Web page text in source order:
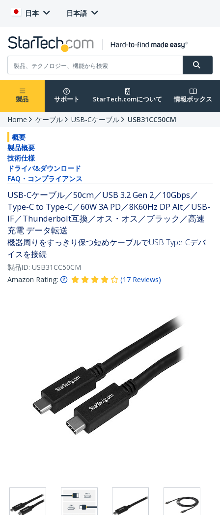
日本 日本語
製品 サポート StarTech.comについて 情報ボックス
Home ケーブル USB-Cケーブル
USB31CC50CM
概要
製品概要
技術仕様
ドライバ&ダウンロード
FAQ・コンプライアンス
USB-Cケーブル／50cm／USB 3.2 Gen 2／10Gbps／
Type-C to Type-C／60W 3A PD／8K60Hz DP Alt／USB-
IF／Thunderbolt互換／オス・オス／ブラック／高速
充電 データ転送
機器周りをすっきり保つ短めケーブルでUSB Type-Cデバ
イスを接続
製品ID: USB31CC50CM
Amazon Rating:
(17 Reviews)